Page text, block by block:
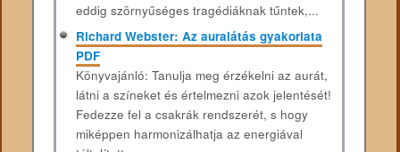
eddig szörnyűséges tragédiáknak tűntek,...
Richard Webster: Az auralátás gyakorlata
PDF
Könyvajánló: Tanulja ​meg érzékelni az aurát,
látni a színeket és értelmezni azok jelentését!
Fedezze fel a csakrák rendszerét, s hogy
miképpen harmonizálhatja az energiával